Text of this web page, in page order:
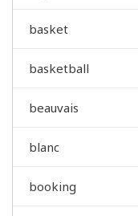
basket
basketball
beauvais
blanc
booking